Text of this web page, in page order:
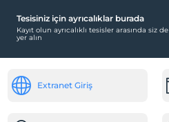
Tesisiniz için ayrıcalıklar burada
Kayıt olun ayrıcalıklı tesisler arasında siz de
yer alın
Extranet Giriş